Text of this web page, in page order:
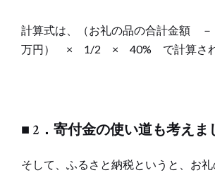
計算式は、（お礼の品の合計金額
万円） × 1/2 × 40% で計算され
■ 2．寄付金の使い道も考えま
そして、ふるさと納税というと、お